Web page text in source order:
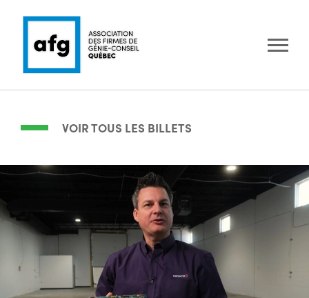
VOIR TOUS LES BILLETS